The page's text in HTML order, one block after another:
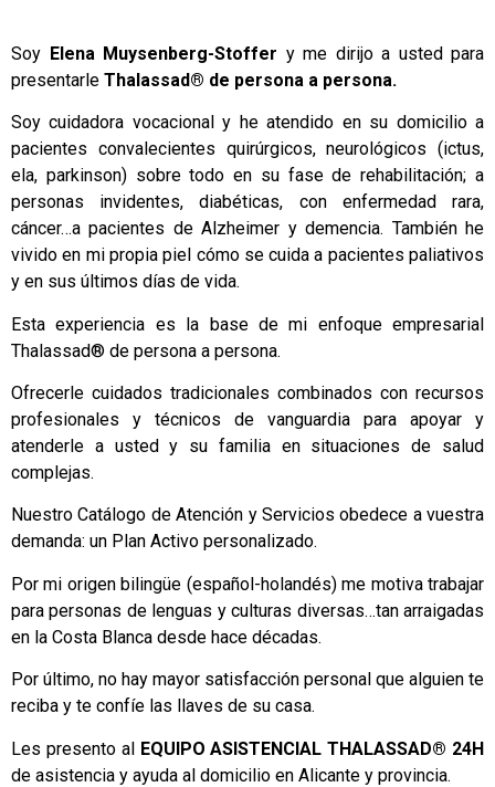
Soy Elena Muysenberg-Stoffer y me dirijo a usted para
presentarle Thalassad® de persona a persona.
Soy cuidadora vocacional y he atendido en su domicilio a
pacientes convalecientes quirúrgicos, neurológicos (ictus,
ela, parkinson) sobre todo en su fase de rehabilitación; a
personas invidentes, diabéticas, con enfermedad rara,
cáncer…a pacientes de Alzheimer y demencia. También he
vivido en mi propia piel cómo se cuida a pacientes paliativos
y en sus últimos días de vida.
Esta experiencia es la base de mi enfoque empresarial
Thalassad® de persona a persona.
Ofrecerle cuidados tradicionales combinados con recursos
profesionales y técnicos de vanguardia para apoyar y
atenderle a usted y su familia en situaciones de salud
complejas.
Nuestro Catálogo de Atención y Servicios obedece a vuestra
demanda: un Plan Activo personalizado.
Por mi origen bilingüe (español-holandés) me motiva trabajar
para personas de lenguas y culturas diversas…tan arraigadas
en la Costa Blanca desde hace décadas.
Por último, no hay mayor satisfacción personal que alguien te
reciba y te confíe las llaves de su casa.
Les presento al EQUIPO ASISTENCIAL THALASSAD® 24H
de asistencia y ayuda al domicilio en Alicante y provincia.